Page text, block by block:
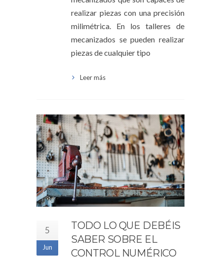
realizar piezas con una precisión
milimétrica. En los talleres de
mecanizados se pueden realizar
piezas de cualquier tipo
Leer más
5
Jun
TODO LO QUE DEBÉIS
SABER SOBRE EL
CONTROL NUMÉRICO